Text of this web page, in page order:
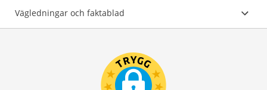
Vägledningar och faktablad